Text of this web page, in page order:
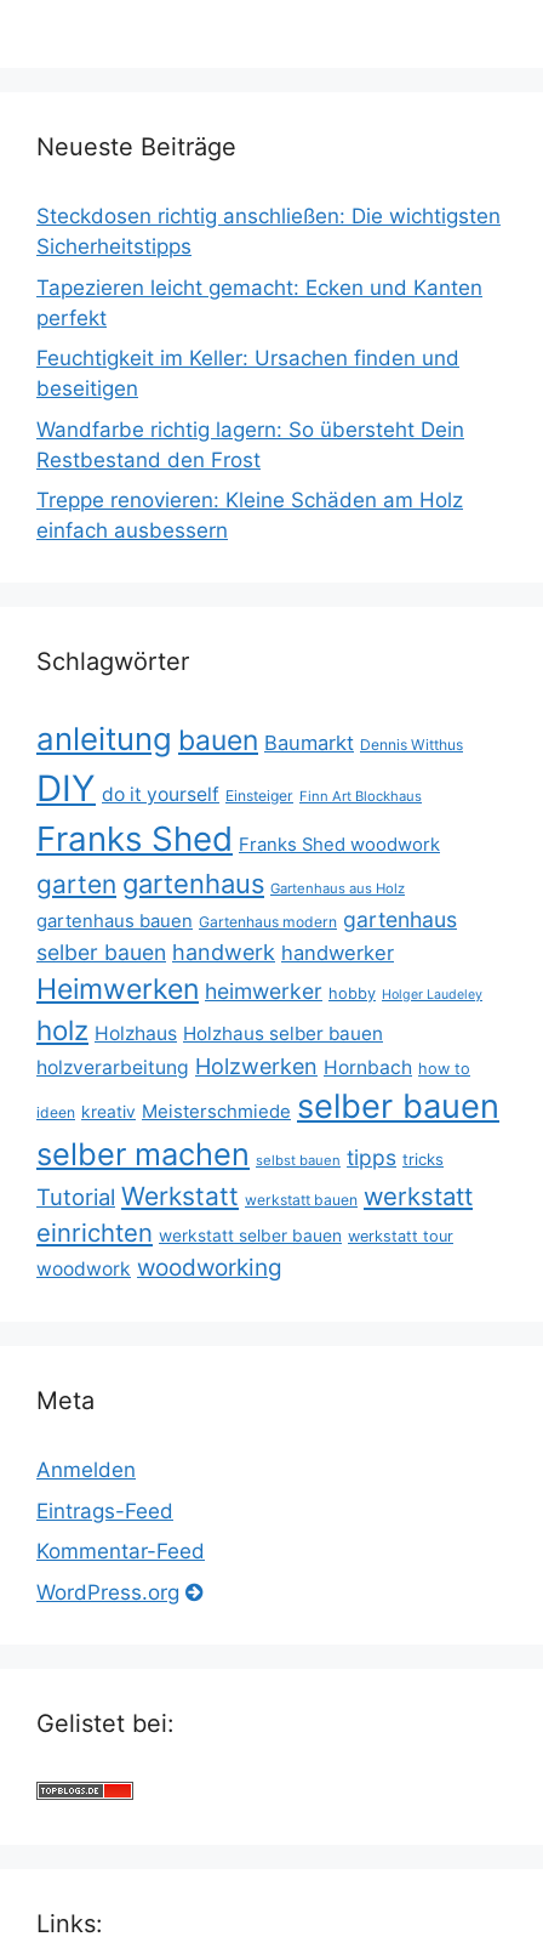
Neueste Beiträge
Steckdosen richtig anschließen: Die wichtigsten
Sicherheitstipps
Tapezieren leicht gemacht: Ecken und Kanten
perfekt
Feuchtigkeit im Keller: Ursachen finden und
beseitigen
Wandfarbe richtig lagern: So übersteht Dein
Restbestand den Frost
Treppe renovieren: Kleine Schäden am Holz
einfach ausbessern
Schlagwörter
anleitung bauen Baumarkt Dennis Witthus
DIY do it yourself Einsteiger Finn Art Blockhaus
Franks Shed Franks Shed woodwork
garten gartenhaus Gartenhaus aus Holz
gartenhaus bauen Gartenhaus modern gartenhaus
selber bauen handwerk handwerker
Heimwerken heimwerker hobby Holger Laudeley
holz Holzhaus Holzhaus selber bauen
holzverarbeitung Holzwerken Hornbach how to
ideen kreativ Meisterschmiede selber bauen
selber machen selbst bauen tipps tricks
Tutorial Werkstatt werkstatt bauen werkstatt
einrichten werkstatt selber bauen werkstatt tour
woodwork woodworking
Meta
Anmelden
Eintrags-Feed
Kommentar-Feed
WordPress.org
Gelistet bei:
Links: